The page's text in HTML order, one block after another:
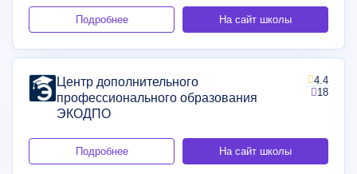
Подробнее На сайт школы
Центр дополнительного
профессионального образования
ЭКОДПО
4.4
18
Подробнее На сайт школы